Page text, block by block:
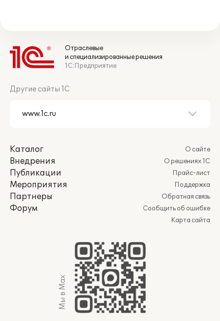
Отраслевые
и специализированные решения
1С:Предприятие
Другие сайты 1С
Каталог
Внедрения
Публикации
Мероприятия
Партнеры
Форум
О сайте
О решениях 1С
Прайс-лист
Поддержка
Обратная связь
Сообщить об ошибке
Карта сайта
Мы в Max